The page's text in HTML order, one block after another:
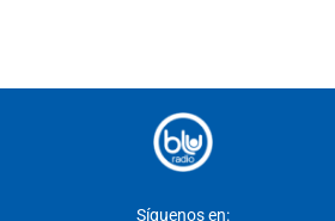
Síguenos en: